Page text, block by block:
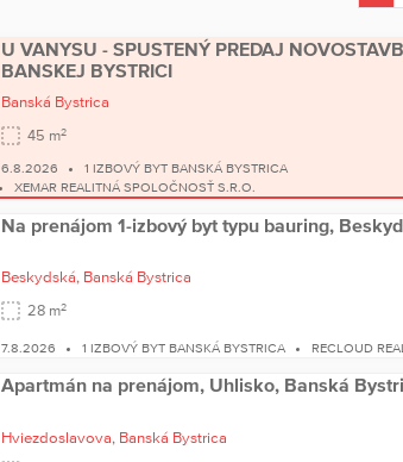
U VANYSU - SPUSTENÝ PREDAJ
BANSKEJ BYSTRICI
Banská Bystrica
45 m2
6.8.2026
1 IZBOVÝ BYT BANSKÁ BYSTRICA
XEMAR REALITNÁ SPOLOČNOSŤ S.R.O.
Na prenájom 1-izbový byt typu bauring,
Beskydská, Banská Bystrica
28 m2
7.8.2026 1 IZBOVÝ BYT BANSKÁ BYSTRICA RECLOUD
Apartmán na prenájom, Uhlisko, Banská
Hviezdoslavova, Banská Bystrica